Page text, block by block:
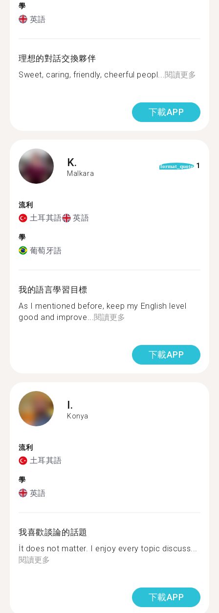
學
英語
理想的對話交換夥伴
Sweet, caring, friendly, cheerful peopl... 閱讀更多
下載APP
K.
Malkara
format_quote 1
流利
土耳其語 英語
學
葡萄牙語
我的語言學習目標
As I mentioned before, keep my English level
good and improve... 閱讀更多
下載APP
I.
Konya
流利
土耳其語
學
英語
我喜歡談論的話題
İt does not matter. I enjoy every topic discuss...
閱讀更多
下載APP